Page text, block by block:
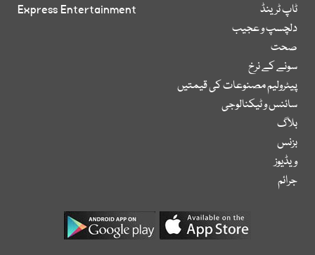
ٹاپ ٹرینڈ
دلچسپ و عجیب
صحت
سونے کے نرخ
پیٹرولیم مصنوعات کی قیمتیں
سائنس و ٹیکنالوجی
بلاگ
بزنس
ویڈیوز
جرائم
Express Entertainment